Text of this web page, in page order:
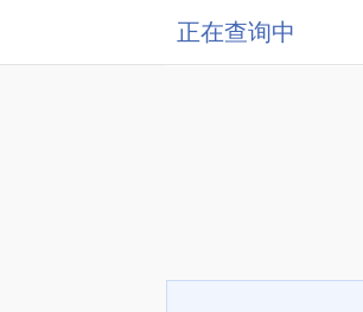
正在查询中